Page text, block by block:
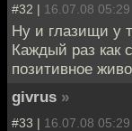
#32 | 16.07.08 05:29
Ну и глазищи у
Каждый раз как
позитивное
givrus »
#33 | 16.07.08 05:29